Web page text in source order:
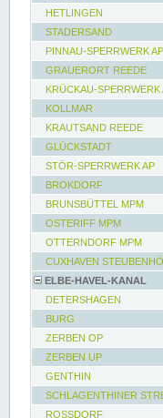
HETLINGEN
STADERSAND
PINNAU-SPERRWERK AP
GRAUERORT REEDE
KRÜCKAU-SPERRWERK
KOLLMAR
KRAUTSAND REEDE
GLÜCKSTADT
STÖR-SPERRWERK AP
BROKDORF
BRUNSBÜTTEL MPM
OSTERIFF MPM
OTTERNDORF MPM
CUXHAVEN
ELBE-HAVEL-KANAL
DETERSHAGEN
BURG
ZERBEN OP
ZERBEN UP
GENTHIN
SCHLAGENTHINER
ROSSDORF